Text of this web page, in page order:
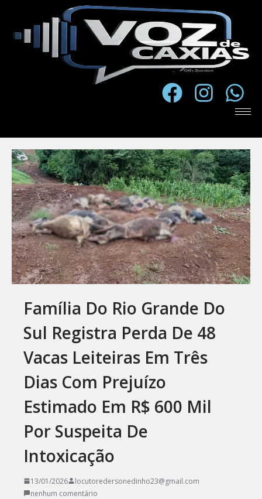
Família Do Rio Grande Do
Sul Registra Perda De 48
Vacas Leiteiras Em Três
Dias Com Prejuízo
Estimado Em R$ 600 Mil
Por Suspeita De
Intoxicação
13/01/2026
locutoredersonedinho23@gmail.com
nenhum comentário